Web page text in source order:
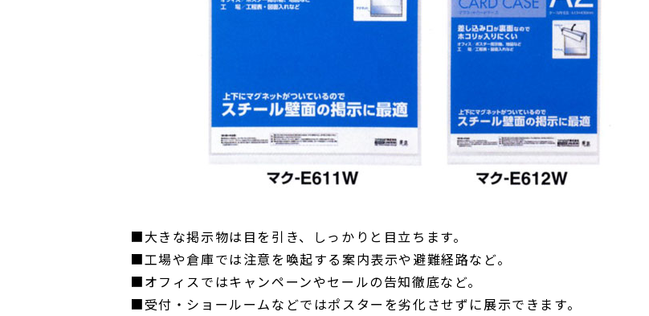
■大きな掲示物は目を引き、しっかりと目立ちます。
■工場や倉庫では注意を喚起する案内表示や避難経路など。
■オフィスではキャンペーンやセールの告知徹底など。
■受付・ショールームなどではポスターを劣化させずに展示できます。